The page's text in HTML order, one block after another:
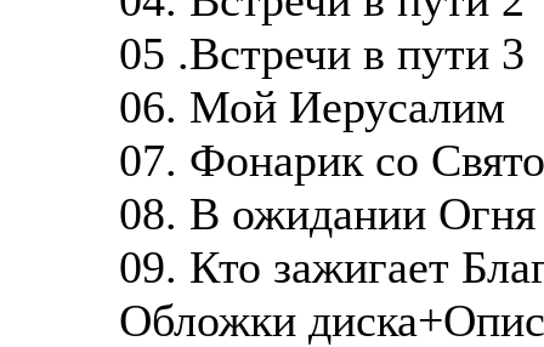
05 .Встречи в пути 3
06. Мой Иерусалим
07. Фонарик со
08. В ожидании Огня
09. Кто зажигает
Обложки